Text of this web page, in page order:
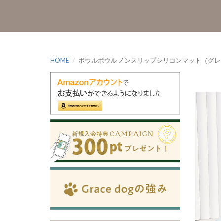
HOME ボウルボウル ノンスリップシリコンマット（グ